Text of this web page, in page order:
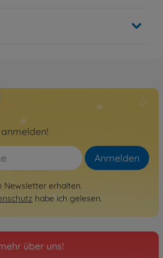
Anmelden
Newsletter erhalten.
habe ich gelesen.
über uns!